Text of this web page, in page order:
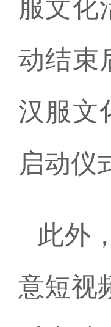
服文化
动结束
汉服文
启动仪
此外
意短视